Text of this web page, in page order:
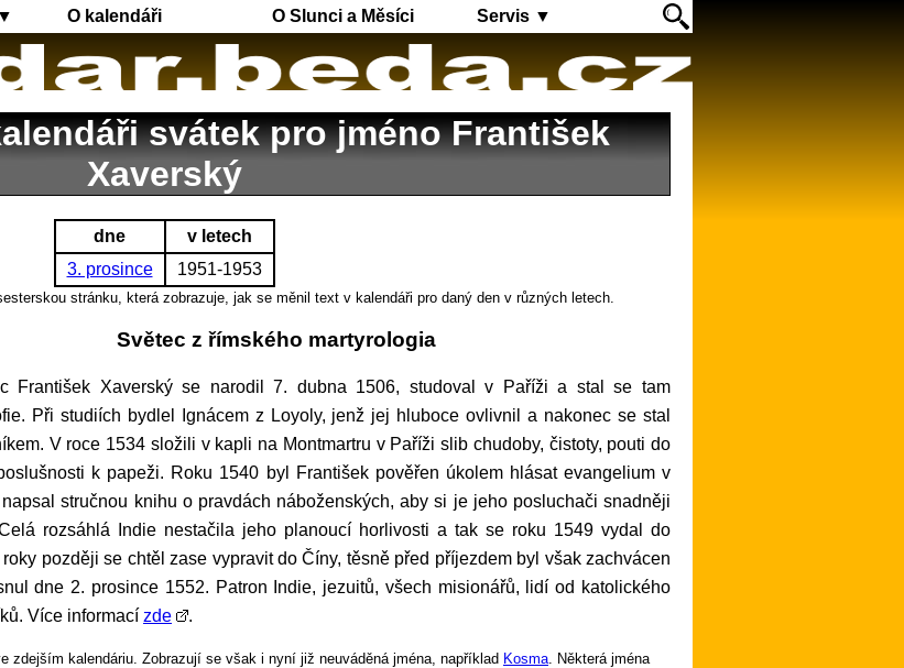
O kalendáři O Slunci a Měsíci Servis ▼
svátek pro jméno František
Xaverský
dne
v letech
3. prosince
1951-1953
stránku, která zobrazuje, jak se měnil text v kalendáři pro daný den v různých letech.
Světec z římského martyrologia
Při studiích bydlel Ignácem z Loyoly, jenž jej hluboce ovlivnil a nakonec se stal
V roce 1534 složili v kapli na Montmartru v Paříži slib chudoby, čistoty, pouti do
k papeži. Roku 1540 byl František pověřen úkolem hlásat evangelium v
napsal stručnou knihu o pravdách náboženských, aby si je jeho posluchači snadněji
rozsáhlá Indie nestačila jeho planoucí horlivosti a tak se roku 1549 vydal do
později se chtěl zase vypravit do Číny, těsně před příjezdem byl však zachvácen
dne 2. prosince 1552. Patron Indie, jezuitů, všech misionářů, lidí od katolického
Více informací zde .
zdejším kalendáriu. Zobrazují se však i nyní již neuváděná jména, například Kosma . Některá jména